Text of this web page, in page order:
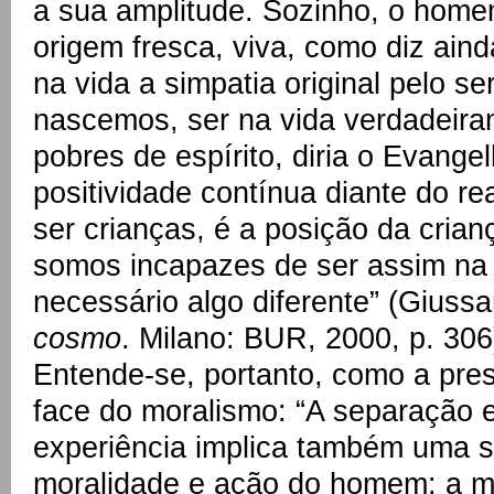
a sua amplitude. Sozinho, o
origem fresca, viva, como diz
na vida a simpatia original pelo
nascemos, ser na vida
pobres de espírito, diria o
positividade contínua diante do
ser crianças, é a posição da
somos incapazes de ser assim
necessário algo diferente”
cosmo. Milano: BUR, 2000, p.
Entende-se, portanto, como a
face do moralismo: “A separação
experiência implica também uma
moralidade e ação do homem: a